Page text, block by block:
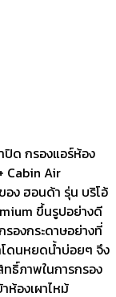
ด กรองแอร์ห้อง
Cabin Air
ง ฮอนด้า รุ่น บริโอ้
ขึ้นรูปอย่างดี
รองกระดาษอย่างที่
โดนหยดน้ำบ่อยๆ จึง
ธิ์ภาพในการกรอง
ห้องเผาไหม้